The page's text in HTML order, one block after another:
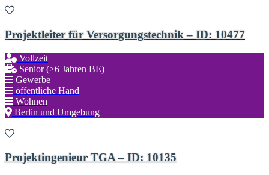
Projektleiter für Versorgungstechnik – ID: 10477
Vollzeit
Senior (>6 Jahren BE)
Gewerbe
öffentliche Hand
Wohnen
Berlin und Umgebung
Projektingenieur TGA – ID: 10135